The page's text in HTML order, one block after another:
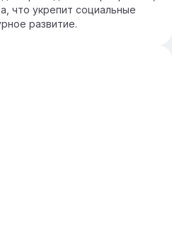
что укрепит социальные
развитие.